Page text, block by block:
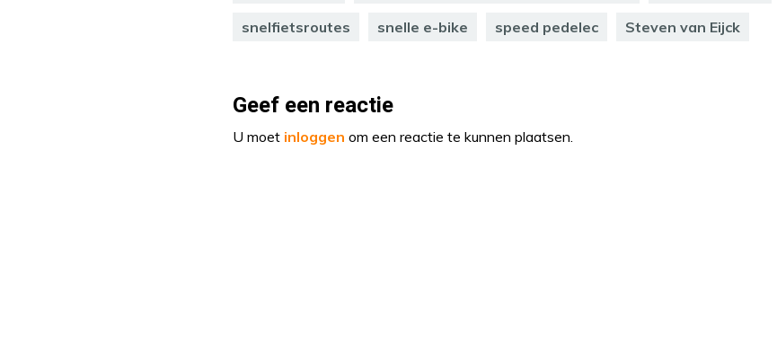
snelfietsroutes snelle e-bike speed pedelec Steven van Eijck
Geef een reactie
U moet inloggen om een reactie te kunnen plaatsen.